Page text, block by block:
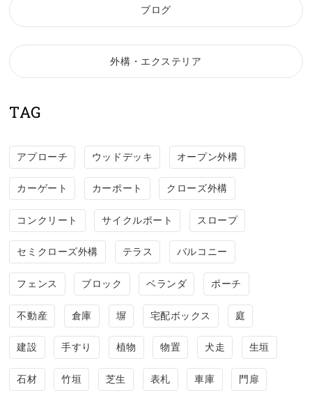
ブログ
外構・エクステリア
TAG
アプローチ ウッドデッキ オープン外構
カーゲート カーポート クローズ外構
コンクリート サイクルポート スロープ
セミクローズ外構 テラス バルコニー
フェンス ブロック ベランダ ポーチ
不動産 倉庫 塀 宅配ボックス 庭
建設 手すり 植物 物置 犬走 生垣
石材 竹垣 芝生 表札 車庫 門扉